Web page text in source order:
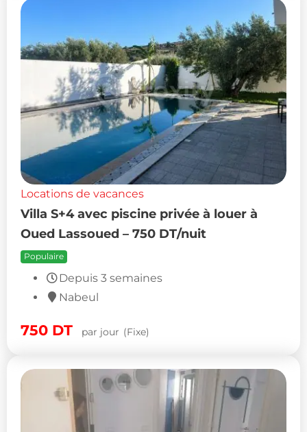
Locations de vacances
Villa S+4 avec piscine privée à louer à
Oued Lassoued – 750 DT/nuit
Populaire
Depuis 3 semaines
Nabeul
750 DT par jour (Fixe)